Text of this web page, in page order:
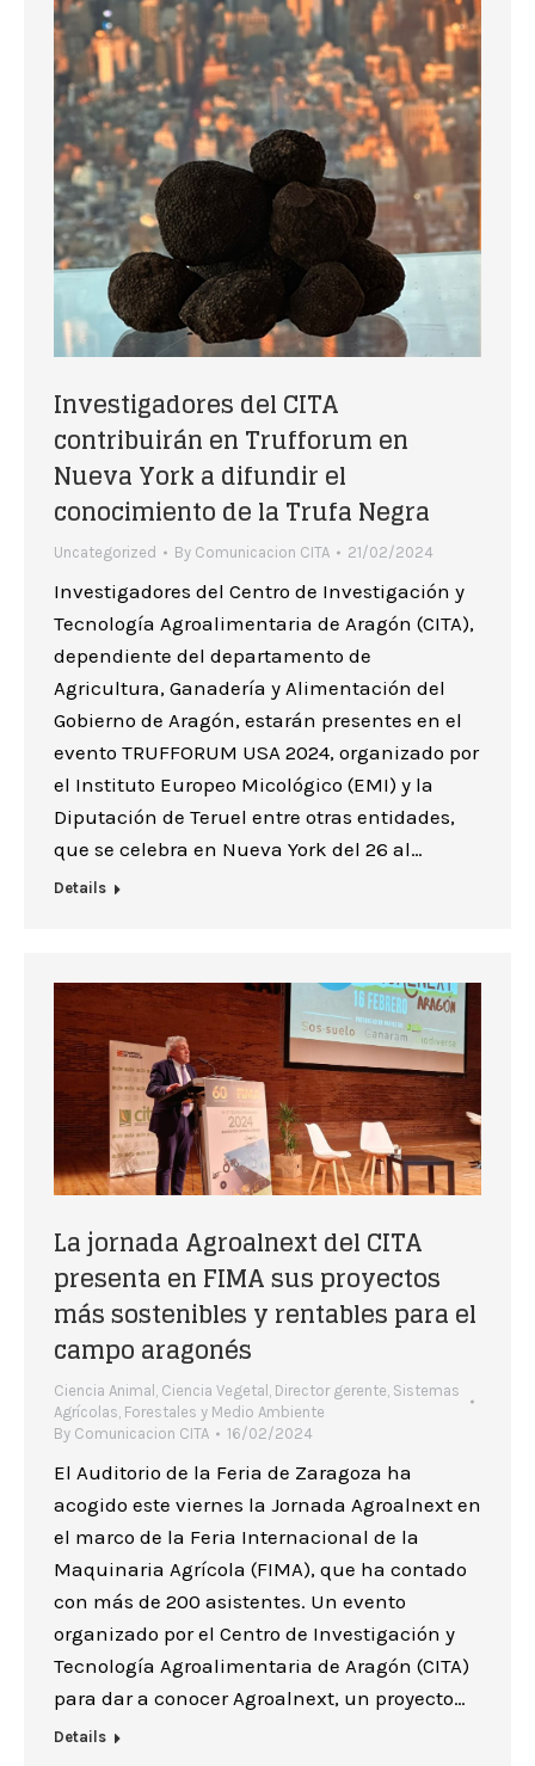
Investigadores del CITA
contribuirán en Trufforum en
Nueva York a difundir el
conocimiento de la Trufa Negra
Uncategorized By Comunicacion CITA 21/02/2024
Investigadores del Centro de Investigación y
Tecnología Agroalimentaria de Aragón (CITA),
dependiente del departamento de
Agricultura, Ganadería y Alimentación del
Gobierno de Aragón, estarán presentes en el
evento TRUFFORUM USA 2024, organizado por
el Instituto Europeo Micológico (EMI) y la
Diputación de Teruel entre otras entidades,
que se celebra en Nueva York del 26 al…
Details
La jornada Agroalnext del CITA
presenta en FIMA sus proyectos
más sostenibles y rentables para el
campo aragonés
Ciencia Animal Ciencia Vegetal Director gerente Sistemas
Agrícolas, Forestales y Medio Ambiente
By Comunicacion CITA 16/02/2024
El Auditorio de la Feria de Zaragoza ha
acogido este viernes la Jornada Agroalnext en
el marco de la Feria Internacional de la
Maquinaria Agrícola (FIMA), que ha contado
con más de 200 asistentes. Un evento
organizado por el Centro de Investigación y
Tecnología Agroalimentaria de Aragón (CITA)
para dar a conocer Agroalnext, un proyecto…
Details